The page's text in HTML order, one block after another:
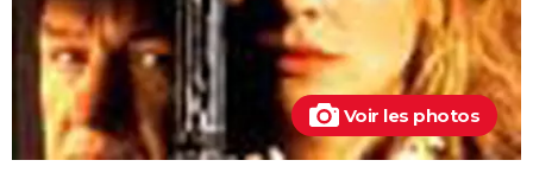
Rio Bravo
Voir les photos